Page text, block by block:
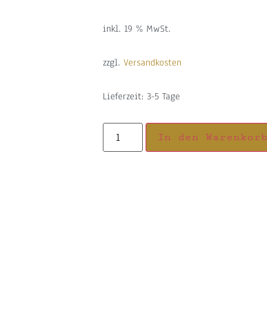
inkl. 19 % MwSt.
zzgl.Versandkosten
Lieferzeit:3-5 Tage
In den Warenkorb